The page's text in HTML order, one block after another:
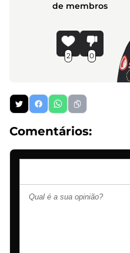
de membros
2 0
Comentários: